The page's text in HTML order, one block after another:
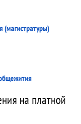
(магистратуры)
на платной